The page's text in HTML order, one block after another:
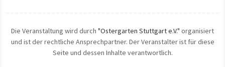
Die Veranstaltung wird durch "Ostergarten Stuttgart e.V." organisiert
und ist der rechtliche Ansprechpartner. Der Veranstalter ist für diese
Seite und dessen Inhalte verantwortlich.